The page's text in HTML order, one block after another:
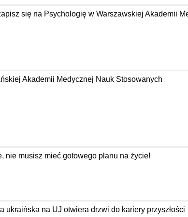
się na Psychologię w Warszawskiej Akademii
Akademii Medycznej Nauk Stosowanych
nie musisz mieć gotowego planu na życie!
ukraińska na UJ otwiera drzwi do kariery przyszłości